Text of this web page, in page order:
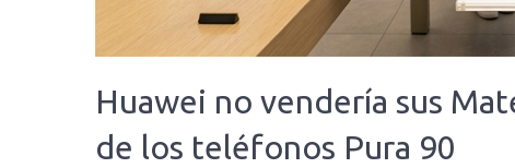
Huawei no vendería sus
de los teléfonos Pura 90